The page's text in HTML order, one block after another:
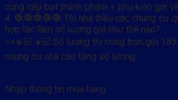
cung cấp bạt thành phẩm + phụ kiện gởi
4. 🧶🧶🧶🧶🧶 Tôi nhà thầu các chung cư
hợp tác làm số lượng giá như thế nào?
=>☀️☑️ ☀️☑️ Số lượng thi công trọn gói
chung cư nhà cao tầng số lượng.
Nhập thông tin mua hàng